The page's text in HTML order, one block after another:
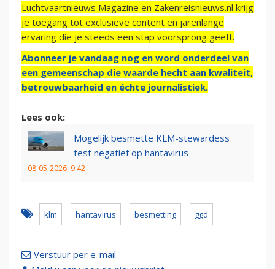
Luchtvaartnieuws Magazine en Zakenreisnieuws.nl krijg
je toegang tot exclusieve content en jarenlange
ervaring die je steeds een stap voorsprong geeft.
Abonneer je vandaag nog en word onderdeel van
een gemeenschap die waarde hecht aan kwaliteit,
betrouwbaarheid en échte journalistiek.
Lees ook:
Mogelijk besmette KLM-stewardess
test negatief op hantavirus
08-05-2026, 9:42
klm hantavirus besmetting ggd
Verstuur per e-mail